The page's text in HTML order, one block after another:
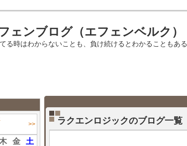
ェンブログ（エフェンベルク）
る時はわからないことも、負け続けるとわかることもある
>>
金 土
ラクエンロジックのブログ一覧